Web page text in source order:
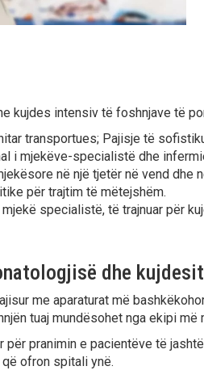
kujdes intensiv të foshnjave të
transportues; Pajisje të
i mjekëve-specialistë dhe
në një tjetër në vend
për trajtim të mëtejshëm.
specialistë, të trajnuar për
dhe
me aparaturat më
tuaj mundësohet nga ekipi
pranimin e pacientëve të
ofron spitali ynë.